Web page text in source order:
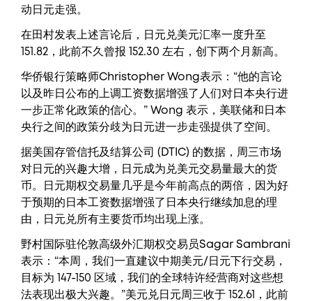
动日元走强。
在田村发表上述言论后，日元兑美元汇率一度升至
151.82，此前不久曾报 152.30 左右，创下两个月新高。
华侨银行策略师Christopher Wong表示：“他的言论
以及昨日公布的上调工资数据增强了人们对日本央行进
一步正常化政策的信心。” Wong 表示，美联储和日本
央行之间的政策分歧为日元进一步走强提供了空间。
据美国存管信托及结算公司 (DTIC) 的数据，周三市场
对日元的兴趣大增，日元成为兑美元交易量最大的货
币。日元期权交易量几乎是今年前高点的两倍，因为好
于预期的日本工资数据增强了日本央行继续加息的理
由，日元兑所有主要货币均出现上涨。
野村国际驻伦敦高级外汇期权交易员Sagar Sambrani
表示：“本周，我们一直建议中期美元/日元下行交易，
目标为 147-150 区域，我们的全球特许经营商对这些想
法表现出极大兴趣。”美元兑日元周三收于 152.61，此前